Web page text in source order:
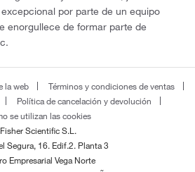
por parte de un equipo
enorgullece de formar parte de
la web
Términos y condiciones de ventas
Política de cancelación y devolución
se utilizan las cookies
Fisher Scientific S.L.
Segura, 16. Edif.2. Planta 3
Empresarial Vega Norte